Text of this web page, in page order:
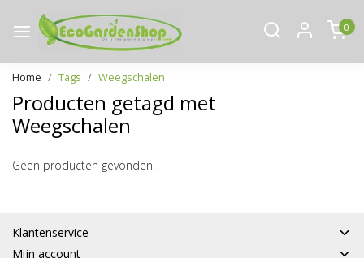
0
Home Tags Weegschalen
Producten getagd met
Weegschalen
Geen producten gevonden!
Klantenservice
Mijn account